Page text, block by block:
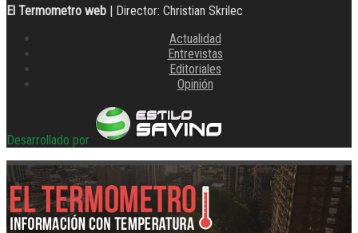
El Termometro web | Director: Christian Skrilec
Actualidad
Entrevistas
Editoriales
Opinión
Desarrollado por